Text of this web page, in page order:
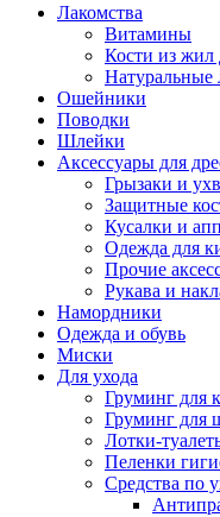
Лакомства
Витамины
Кости из жил
Натуральные
Ошейники
Поводки
Шлейки
Аксессуары для
Грызаки и
Защитные
Кусалки и
Одежда для
Прочие
Рукава и
Намордники
Одежда и обувь
Миски
Для ухода
Груминг для
Груминг для
Лотки-
Пеленки
Средства по